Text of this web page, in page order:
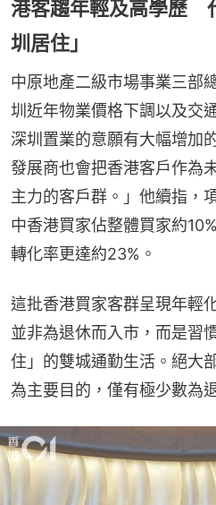
港客趨年輕及高學歷
圳居住」
中原地產二級市場事業三部
圳近年物業價格下調以及交
深圳置業的意願有大幅增加
發展商也會把香港客戶作為
主力的客戶群。」他續指，
中香港買家佔整體買家約
轉化率更達約23%。
這批香港買家客群呈現年輕
並非為退休而入市，而是習
住」的雙城通勤生活。絕大
為主要目的，僅有極少數為